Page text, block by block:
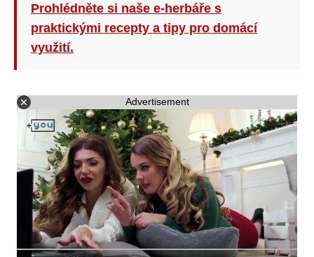
Prohlédněte si naše e-herbáře s
praktickými recepty a tipy pro domácí
využití.
Advertisement